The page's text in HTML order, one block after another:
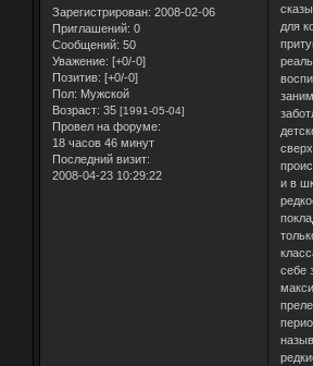
Зарегистрирован: 2008-02-06
Приглашений: 0
Сообщений: 50
Уважение: [+0/-0]
Позитив: [+0/-0]
Пол: Мужской
Возраст: 35 [1991-05-04]
Провел на форуме:
18 часов 46 минут
Последний визит:
2008-04-23 10:29:22
для
и в
себе